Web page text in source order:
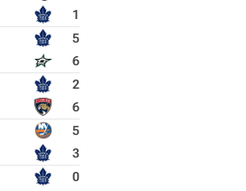
1
5
6
2
6
5
3
0